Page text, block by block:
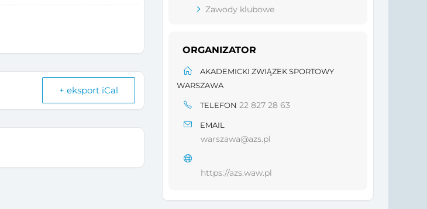
+ eksport iCal
Zawody klubowe
ORGANIZATOR
AKADEMICKI ZWIĄZEK SPORTOWY
WARSZAWA
TELEFON 22 827 28 63
EMAIL
warszawa@azs.pl
https://azs.waw.pl